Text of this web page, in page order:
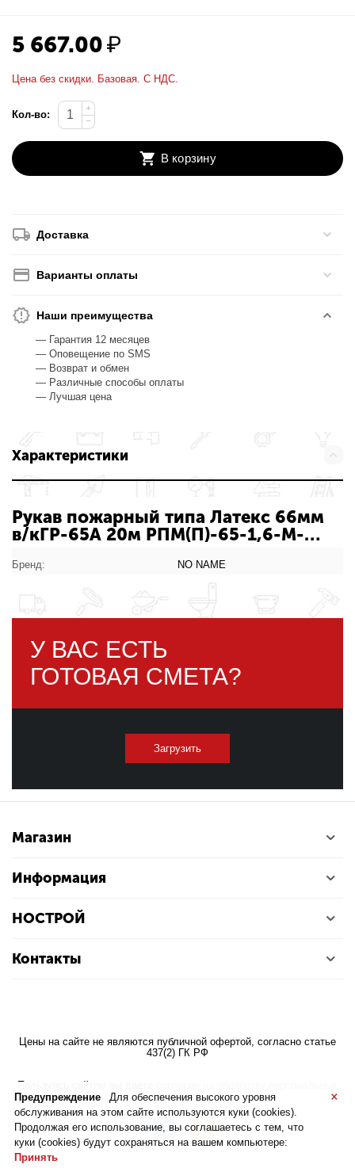
×
Предупреждение
Для обеспечения высокого уровня
обслуживания на этом сайте используются куки (cookies).
Продолжая его использование, вы соглашаетесь с тем, что
куки (cookies) будут сохраняться на вашем компьютере:
Принять
5 667.00₽
Цена без скидки. Базовая. С НДС.
Кол-во:
+
−
В корзину
Доставка
Варианты оплаты
Наши преимущества
— Гарантия 12 месяцев
— Оповещение по SMS
— Возврат и обмен
— Различные способы оплаты
— Лучшая цена
Характеристики
Рукав пожарный типа Латекс 66мм
в/кГР-65А 20м РПМ(П)-65-1,6-М-
товара
Бренд: NO NAME
У ВАС ЕСТЬ
ГОТОВАЯ СМЕТА?
Загрузить
Магазин
Информация
НОСТРОЙ
Контакты
Цены на сайте не являются публичной офертой, согласно статье
437(2) ГК РФ
Пользуясь сайтом вы даете
данных